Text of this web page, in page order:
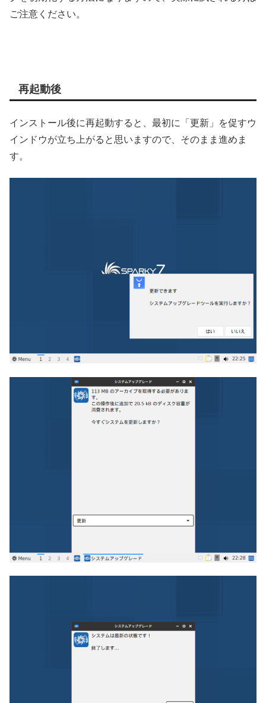
ご注意ください。
再起動後
インストール後に再起動すると、最初に「更新」を促すウ
インドウが立ち上がると思いますので、そのまま進めま
す。